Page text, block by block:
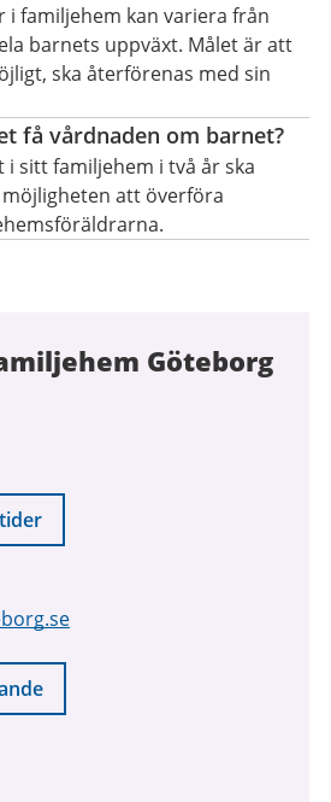
i familjehem kan variera från
barnets uppväxt. Målet är att
ska återförenas med sin
få vårdnaden om barnet?
sitt familjehem i två år ska
att överföra
Göteborg